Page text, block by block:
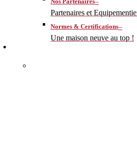
Partenaires et
Normes & Certifications–
Une maison neuve au top !